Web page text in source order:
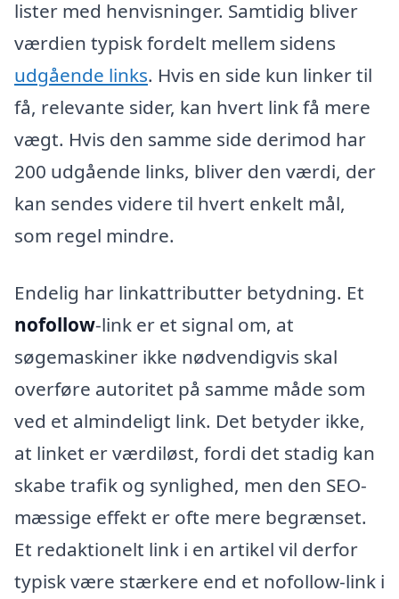
lister med henvisninger. Samtidig bliver
værdien typisk fordelt mellem sidens
udgående links. Hvis en side kun linker til
få, relevante sider, kan hvert link få mere
vægt. Hvis den samme side derimod har
200 udgående links, bliver den værdi, der
kan sendes videre til hvert enkelt mål,
som regel mindre.
Endelig har linkattributter betydning. Et
nofollow-link er et signal om, at
søgemaskiner ikke nødvendigvis skal
overføre autoritet på samme måde som
ved et almindeligt link. Det betyder ikke,
at linket er værdiløst, fordi det stadig kan
skabe trafik og synlighed, men den SEO-
mæssige effekt er ofte mere begrænset.
Et redaktionelt link i en artikel vil derfor
typisk være stærkere end et nofollow-link i